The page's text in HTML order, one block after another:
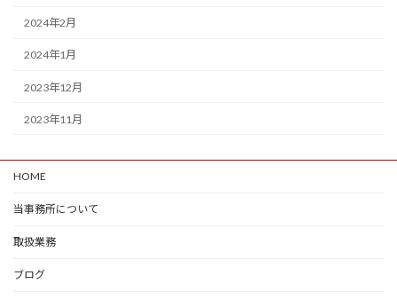
2024年2月
2024年1月
2023年12月
2023年11月
HOME
当事務所について
取扱業務
ブログ